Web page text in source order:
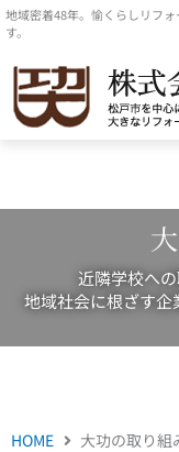
内
容
を
地域密着48年。愉くらしリフ
す。
近隣学校へ
地域社会に根ざす企
HOME 大功の取り組